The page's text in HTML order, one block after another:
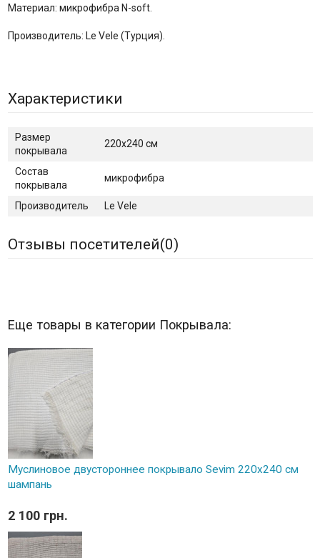
Материал: микрофибра N-soft.
Производитель: Le Vele (Турция).
Характеристики
Размер
покрывала
220х240 см
Состав
покрывала
микрофибра
Производитель Le Vele
Отзывы посетителей(0)
Еще товары в категории Покрывала:
Муслиновое двустороннее покрывало Sevim 220x240 см
шампань
2 100 грн.